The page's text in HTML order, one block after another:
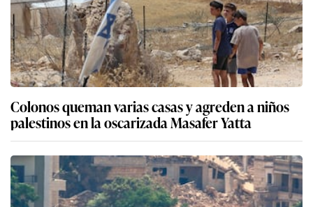
Colonos queman varias casas y agreden a niños
palestinos en la oscarizada Masafer Yatta